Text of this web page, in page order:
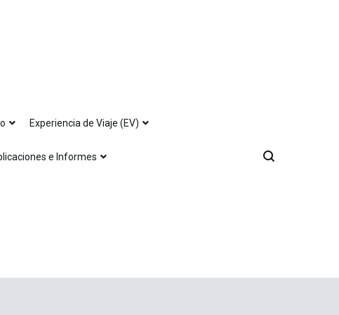
Experiencia de Viaje (EV)
e Informes